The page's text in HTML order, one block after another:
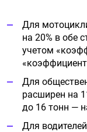
Для
на 20% в обе
учетом
Для
расширен на
до 16 тонн —
Для